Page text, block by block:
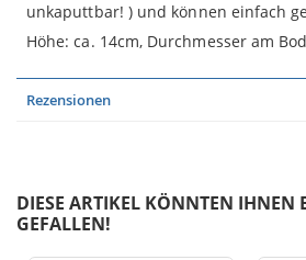
unkaputtbar! ) und können einfach
Höhe: ca. 14cm, Durchmesser am
Rezensionen
DIESE ARTIKEL KÖNNTEN IHNEN
GEFALLEN!